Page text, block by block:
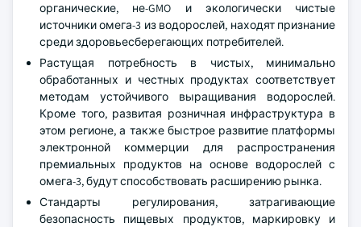
органические, не-GMO и экологически чистые
источники омега-3 из водорослей, находят признание
среди здоровьесберегающих потребителей.
Растущая потребность в чистых, минимально
обработанных и честных продуктах соответствует
методам устойчивого выращивания водорослей.
Кроме того, развитая розничная инфраструктура в
этом регионе, а также быстрое развитие платформы
электронной коммерции для распространения
премиальных продуктов на основе водорослей с
омега-3, будут способствовать расширению рынка.
Стандарты регулирования, затрагивающие
безопасность пищевых продуктов, маркировку и